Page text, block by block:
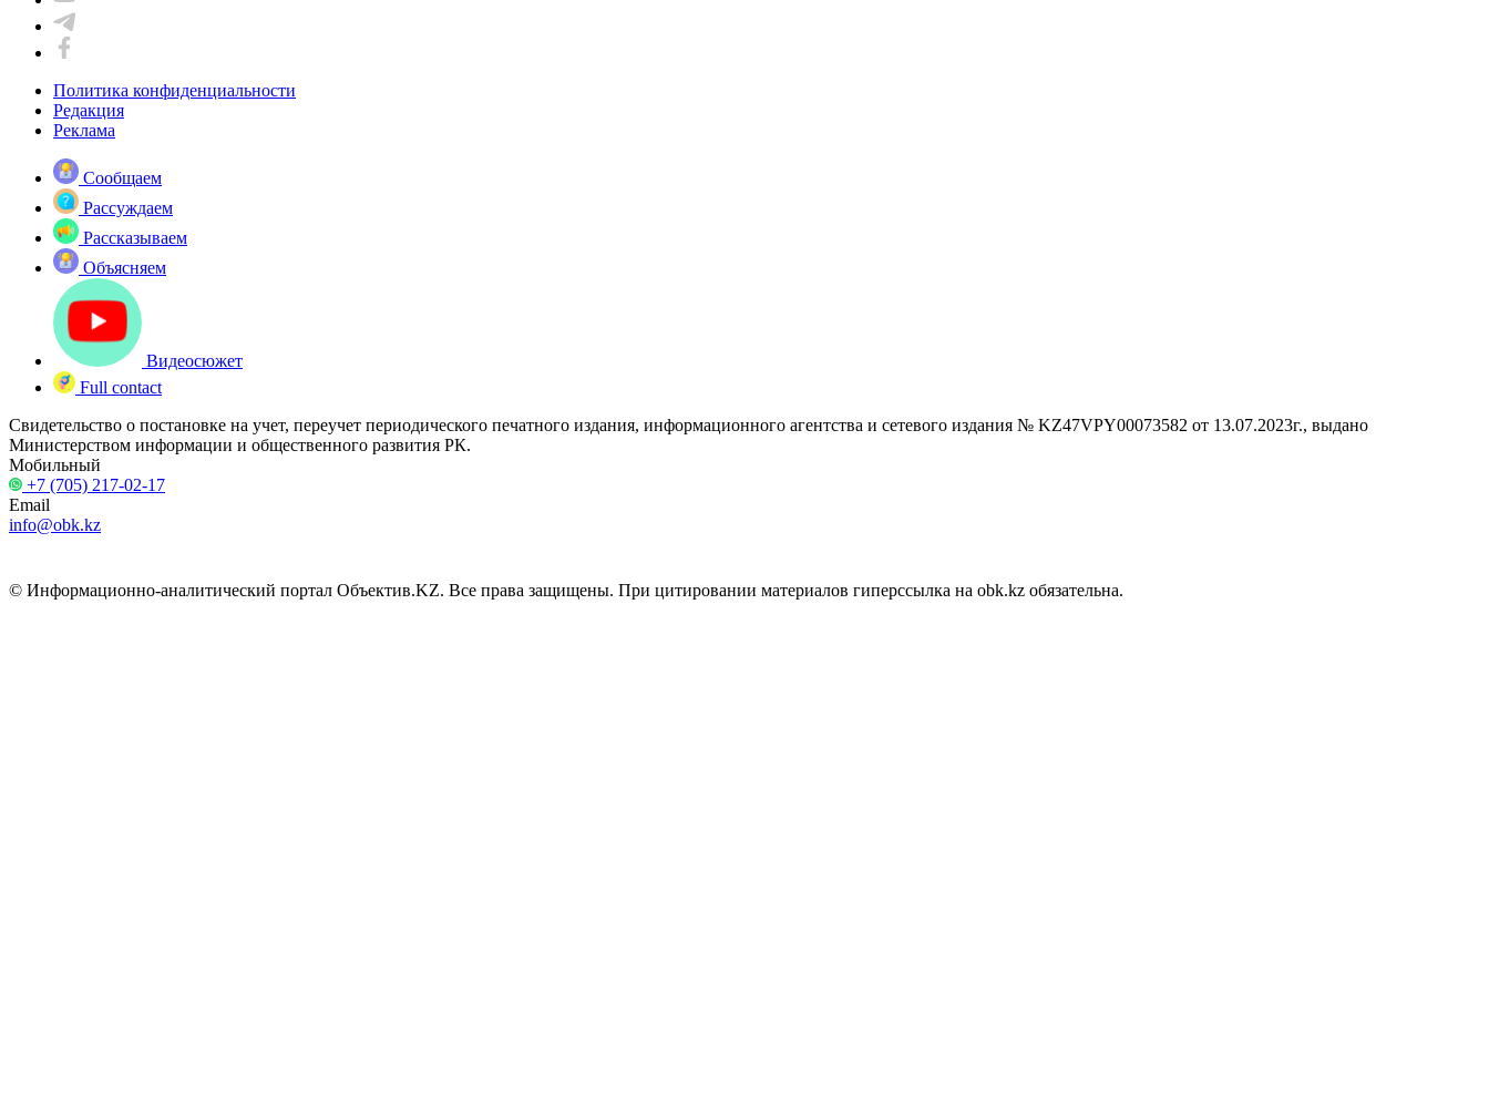
Политика конфиденциальности
Редакция
Реклама
Сообщаем
Рассуждаем
Рассказываем
Объясняем
Видеосюжет
Full contact
Свидетельство о постановке на учет, переучет периодического печатного издания, информационного агентства и сетевого издания № KZ47VPY00073582 от 13.07.2023г., выдано
Министерством информации и общественного развития РК.
Мобильный
+7 (705) 217-02-17
Email
info@obk.kz
© Информационно-аналитический портал Объектив.KZ. Все права защищены. При цитировании материалов гиперссылка на obk.kz обязательна.